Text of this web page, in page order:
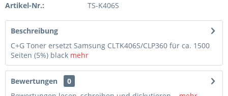
Artikel-Nr.: TS-K406S
Beschreibung
C+G Toner ersetzt Samsung CLTK406S/CLP360 für ca. 1500
Seiten (5%) black mehr
Bewertungen
0